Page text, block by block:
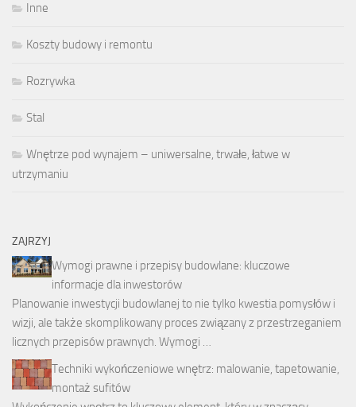
Inne
Koszty budowy i remontu
Rozrywka
Stal
Wnętrze pod wynajem – uniwersalne, trwałe, łatwe w
utrzymaniu
ZAJRZYJ
Wymogi prawne i przepisy budowlane: kluczowe
informacje dla inwestorów
Planowanie inwestycji budowlanej to nie tylko kwestia pomysłów i
wizji, ale także skomplikowany proces związany z przestrzeganiem
licznych przepisów prawnych. Wymogi …
Techniki wykończeniowe wnętrz: malowanie, tapetowanie,
montaż sufitów